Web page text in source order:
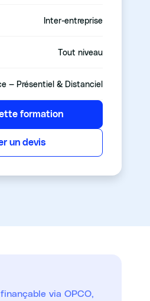
Inter-entreprise
Tout niveau
— Présentiel & Distanciel
formation
un devis
via OPCO,